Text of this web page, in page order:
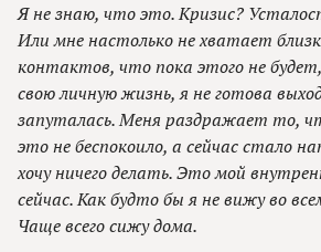
Я не знаю, что это. Кризис?
Или мне настолько не хватает
контактов, что пока этого не
свою личную жизнь, я не готова
запуталась. Меня раздражает то,
это не беспокоило, а сейчас стало
хочу ничего делать. Это мой
сейчас. Как будто бы я не вижу во
Чаще всего сижу дома.